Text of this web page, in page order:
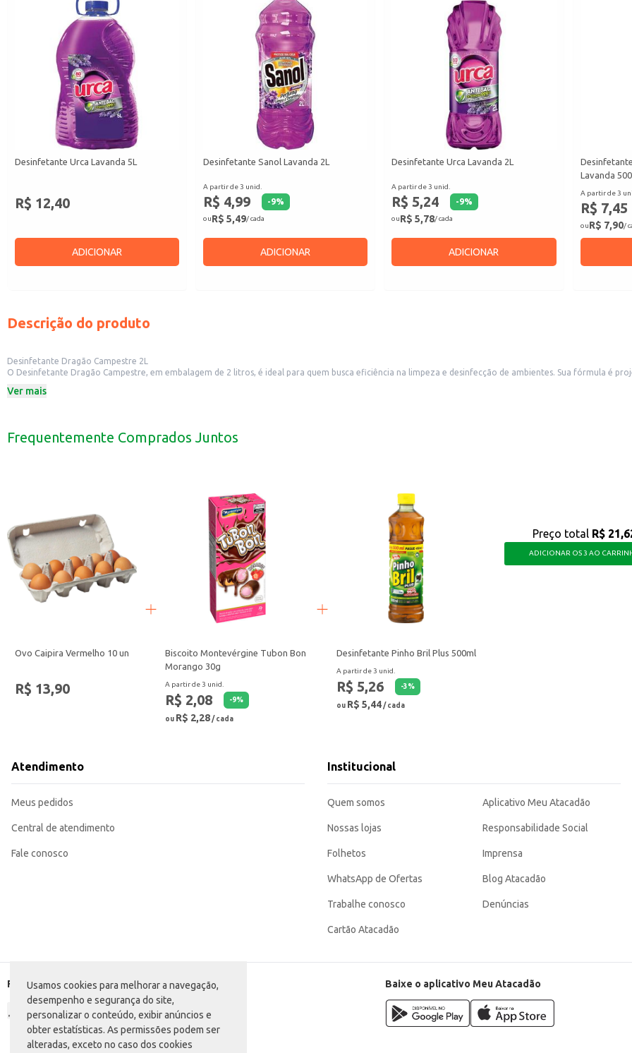
Usamos cookies para melhorar a navegação,
desempenho e segurança do site,
personalizar o conteúdo, exibir anúncios e
obter estatísticas. As permissões podem ser
alteradas, exceto no caso dos cookies
Desinfetante Urca Lavanda 5L
R$ 12,40
ADICIONAR
Desinfetante Sanol Lavanda 2L
A partir de 3 unid.
R$ 4,99 -9%
ouR$ 5,49/ cada
ADICIONAR
Desinfetante Urca Lavanda 2L
A partir de 3 unid.
R$ 5,24 -9%
ouR$ 5,78/ cada
ADICIONAR
Lavanda
A partir de 3
R$ 7,45
ouR$ 7,90/
Descrição do produto
Desinfetante Dragão Campestre 2L
O Desinfetante Dragão Campestre, em embalagem de 2 litros, é ideal para quem busca eficiência na limpeza e desinfecção de ambientes. Sua fórmula é
Este produto é indicado para:
O Desinfetante Dragão Campestre 2L é uma solução prática e eficaz para manter os ambientes limpos, protegidos e com um perfume agradável.
Ver mais
Frequentemente Comprados Juntos
Ovo Caipira Vermelho 10 un
R$ 13,90
Biscoito Montevérgine Tubon Bon
Morango 30g
A partir de 3 unid.
R$ 2,08 -9%
ou R$ 2,28/ cada
Desinfetante Pinho Bril Plus 500ml
A partir de 3 unid.
R$ 5,26 -3%
ou R$ 5,44/ cada
Preço total R$
ADICIONAR OS 3 AO
Atendimento
Meus pedidos
Central de atendimento
Fale conosco
Institucional
Quem somos
Nossas lojas
Folhetos
WhatsApp de Ofertas
Trabalhe conosco
Cartão Atacadão
Aplicativo Meu Atacadão
Responsabilidade Social
Imprensa
Blog Atacadão
Denúncias
Formas de pagamento Baixe o aplicativo Meu Atacadão